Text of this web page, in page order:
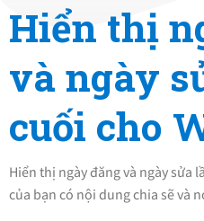
Hiển thị
và ngày
cuối cho
Hiển thị ngày đăng và ngày sửa
của bạn có nội dung chia sẽ và